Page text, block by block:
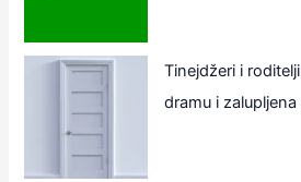
Tinejdžeri i
dramu i zalupljena